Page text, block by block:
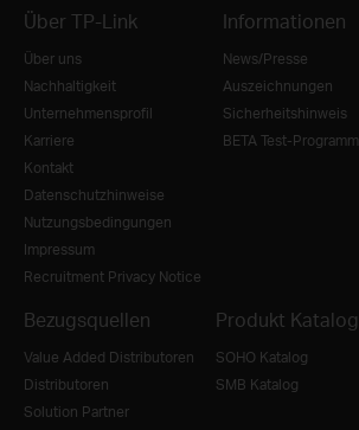
Über TP-Link
Über uns
Nachhaltigkeit
Unternehmensprofil
Karriere
Kontakt
Datenschutzhinweise
Nutzungsbedingungen
Impressum
Recruitment Privacy Notice
Informationen
News/Presse
Auszeichnungen
Sicherheitshinweis
BETA Test-Programm
Bezugsquellen
Value Added Distributoren
Distributoren
Solution Partner
Produkt Katalog
SOHO Katalog
SMB Katalog